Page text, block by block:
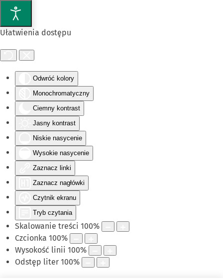
Ułatwienia dostępu
Odwróć kolory
Monochromatyczny
Ciemny kontrast
Jasny kontrast
Niskie nasycenie
Wysokie nasycenie
Zaznacz linki
Zaznacz nagłówki
Czytnik ekranu
Tryb czytania
Skalowanie treści 100%
Czcionka 100%
Wysokość linii 100%
Odstęp liter 100%
Przejdź do głównej treści